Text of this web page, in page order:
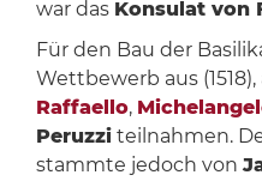
war das Konsulat von
Für den Bau der
Wettbewerb aus
Raffaello,
Peruzziteilnahmen.
stammte jedoch von